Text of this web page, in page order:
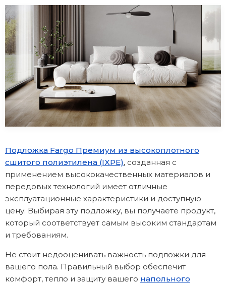
Подложка Fargo Премиум из высокоплотного
сшитого полиэтилена (IXPE), созданная с
применением высококачественных материалов и
передовых технологий имеет отличные
эксплуатационные характеристики и доступную
цену. Выбирая эту подложку, вы получаете продукт,
который соответствует самым высоким стандартам
и требованиям.
Не стоит недооценивать важность подложки для
вашего пола. Правильный выбор обеспечит
комфорт, тепло и защиту вашего напольного